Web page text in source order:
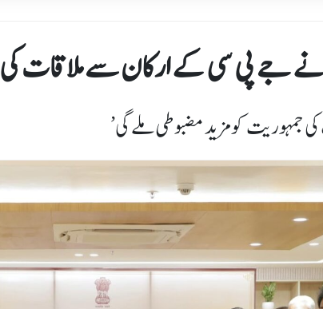
جے پی سی کے ارکان سے ملاقات کی
جمہوریت کو مزید مضبوطی ملے گی